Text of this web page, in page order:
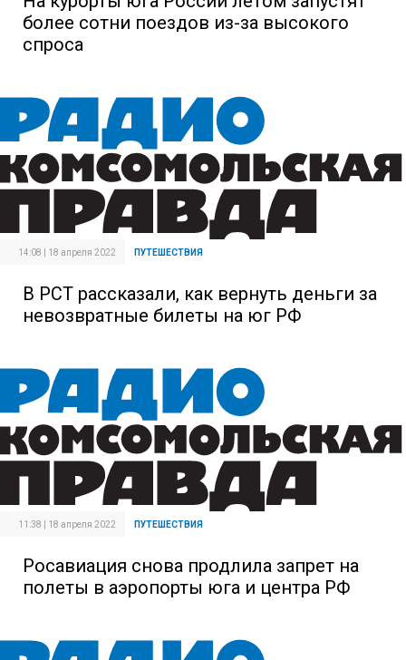
более сотни поездов из-за высокого
спроса
14:08 | 18 апреля 2022 ПУТЕШЕСТВИЯ
В РСТ рассказали, как вернуть деньги за
невозвратные билеты на юг РФ
11:38 | 18 апреля 2022 ПУТЕШЕСТВИЯ
Росавиация снова продлила запрет на
полеты в аэропорты юга и центра РФ